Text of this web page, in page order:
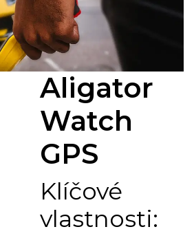
Aligator
Watch
GPS
Klíčové
vlastnosti: